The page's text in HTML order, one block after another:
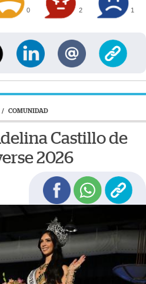
0 2 1
/ COMUNIDAD
Castillo de
2026